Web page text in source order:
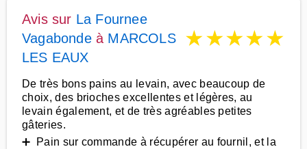
Avis sur La Fournee
Vagabondeà MARCOLS
LES EAUX
★★★★★
De très bons pains au levain, avec beaucoup de
choix, des brioches excellentes et légères, au
levain également, et de très agréables petites
gâteries.
➕ Pain sur commande à récupérer au fournil, et la